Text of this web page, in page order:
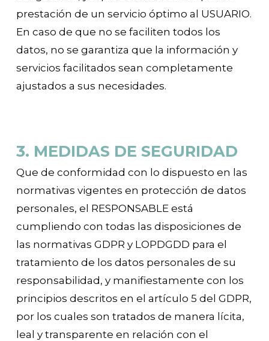
prestación de un servicio óptimo al USUARIO.
En caso de que no se faciliten todos los
datos, no se garantiza que la información y
servicios facilitados sean completamente
ajustados a sus necesidades.
3. MEDIDAS DE SEGURIDAD
Que de conformidad con lo dispuesto en las
normativas vigentes en protección de datos
personales, el RESPONSABLE está
cumpliendo con todas las disposiciones de
las normativas GDPR y LOPDGDD para el
tratamiento de los datos personales de su
responsabilidad, y manifiestamente con los
principios descritos en el artículo 5 del GDPR,
por los cuales son tratados de manera lícita,
leal y transparente en relación con el